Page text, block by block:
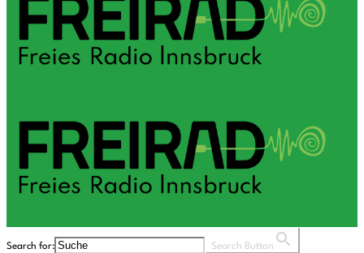
Search for: Search Button